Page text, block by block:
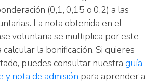
(0,1, 0,15 o 0,2) a las
La nota obtenida en el
voluntaria se multiplica por este
la bonificación. Si quieres
puedes consultar nuestra guía
y nota de admisión para aprender a